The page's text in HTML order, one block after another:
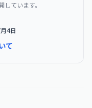
ています。
4日
て